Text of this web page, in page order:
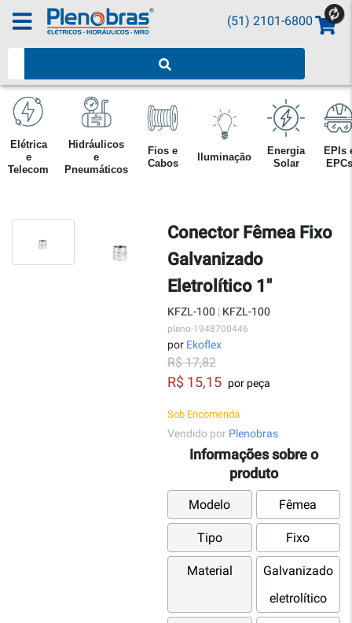
(51) 2101-6800
Elétrica
e
Telecom
Hidráulicos
e
Pneumáticos
Fios e
Cabos
Iluminação
Energia
Solar
EPIs
EPCs
Conector Fêmea Fixo
Galvanizado
Eletrolítico 1"
KFZL-100 | KFZL-100
pleno-1948700446
por Ekoflex
R$ 17,82
R$ 15,15 por peça
Sob Encomenda
Vendido por Plenobras
Informações sobre o
produto
Modelo Fêmea
Tipo Fixo
Material
Galvanizado
eletrolítico